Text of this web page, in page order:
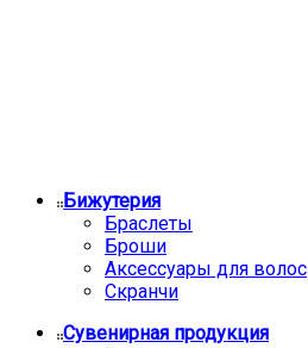
Бижутерия
Браслеты
Броши
Аксессуары для волос
Скранчи
Сувенирная продукция